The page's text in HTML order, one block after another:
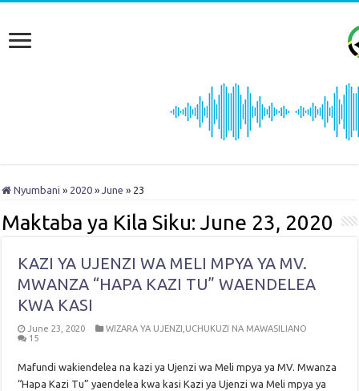
Nyumbani » 2020 » June » 23
Maktaba ya Kila Siku:June 23, 2020
KAZI YA UJENZI WA MELI MPYA YA MV.
MWANZA “HAPA KAZI TU” WAENDELEA
KWA KASI
June 23, 2020
WIZARA YA UJENZI,UCHUKUZI NA MAWASILIANO
15
Mafundi wakiendelea na kazi ya Ujenzi wa Meli mpya ya MV. Mwanza
“Hapa Kazi Tu” yaendelea kwa kasi Kazi ya Ujenzi wa Meli mpya ya